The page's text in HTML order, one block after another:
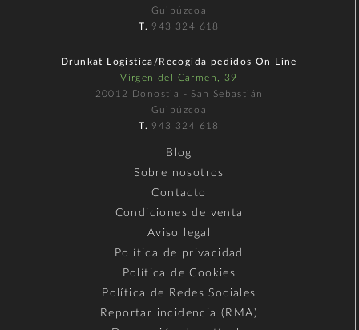
Guipúzcoa
T. 943 324 618
Drunkat Logística/Recogida pedidos On Line
Virgen del Carmen, 39
20012 Donostia - San Sebastián
Guipúzcoa
T. 943 324 618
Blog
Sobre nosotros
Contacto
Condiciones de venta
Aviso legal
Política de privacidad
Política de Cookies
Política de Redes Sociales
Reportar incidencia (RMA)